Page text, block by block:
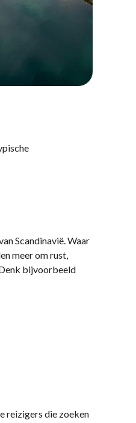
Scandinavië. Waar
meer om rust,
bijvoorbeeld
reizigers die zoeken